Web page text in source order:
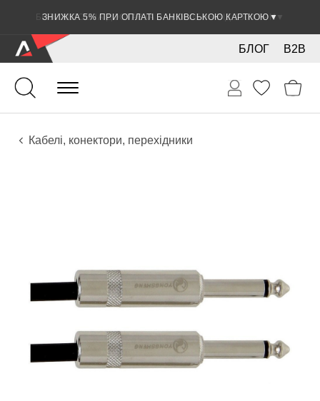
ЗНИЖКА 5% ПРИ ОПЛАТІ БАНКІВСЬКОЮ КАРТКОЮ ▼
B2B
БЛОГ
Гітари
Електро інструменти
Звукове обладнання
Кабелі, конектори, перехідники